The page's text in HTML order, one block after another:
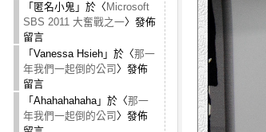
「 匿名小鬼 」於〈 Microsoft
SBS 2011 大奮戰之一〉發佈
留言
「 Vanessa Hsieh」於〈那一
年我們一起倒的公司 〉發佈
留言
「 Ahahahahaha」於〈那一
年我們一起倒的公司 〉發佈